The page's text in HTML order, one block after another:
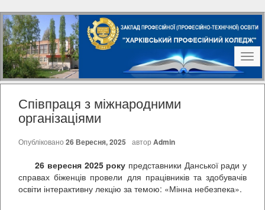
Співпраця з міжнародними
організаціями
Опубліковано 26 Вересня, 2025 автор Admin
26 вересня 2025 року представники Данської ради у
справах біженців провели для працівників та здобувачів
освіти інтерактивну лекцію за темою: «Мінна небезпека».